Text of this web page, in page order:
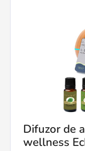
Difuzor de
wellness